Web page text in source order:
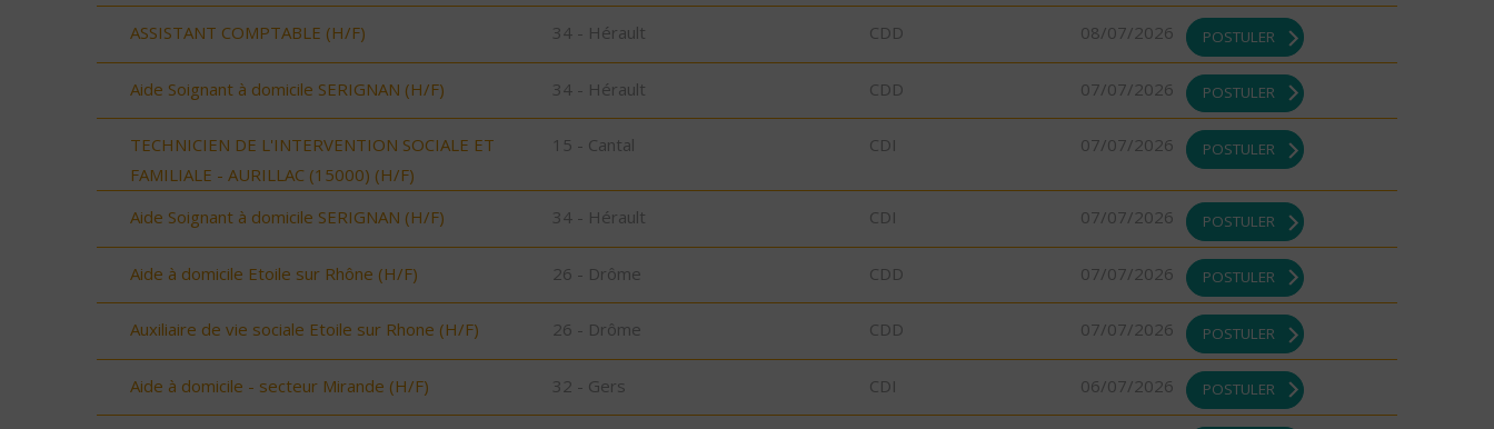
ASSISTANT COMPTABLE (H/F) 34 - Hérault CDD 08/07/2026 POSTULER
Aide Soignant à domicile SERIGNAN (H/F) 34 - Hérault CDD 07/07/2026 POSTULER
TECHNICIEN DE L'INTERVENTION SOCIALE ET
FAMILIALE - AURILLAC (15000) (H/F)
15 - Cantal CDI 07/07/2026 POSTULER
Aide Soignant à domicile SERIGNAN (H/F) 34 - Hérault CDI 07/07/2026 POSTULER
Aide à domicile Etoile sur Rhône (H/F) 26 - Drôme CDD 07/07/2026 POSTULER
Auxiliaire de vie sociale Etoile sur Rhone (H/F) 26 - Drôme CDD 07/07/2026 POSTULER
Aide à domicile - secteur Mirande (H/F) 32 - Gers CDI 06/07/2026 POSTULER